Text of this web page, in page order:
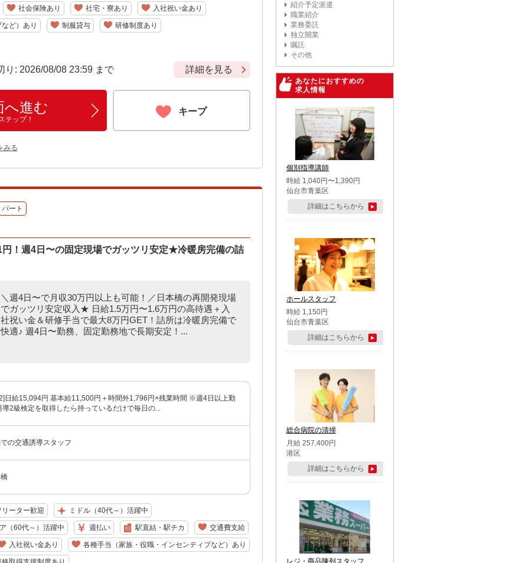
社会保険あり 社宅・寮あり 入社祝い金あり
ど）あり 制服貸与 研修制度あり
: 2026/08/08 23:59 まで 詳細を見る
へ進む
テップ！
キープ
みる
パート
円！週4日〜の固定現場でガッツリ安定★冷暖房完備の詰
＼週4日〜で月収30万円以上も可能！／日本橋の再開発現場
でガッツリ安定収入★ 日給1.5万円〜1.6万円の高待遇＋入
社祝い金＆研修手当で最大8万円GET！詰所は冷暖房完備で
快適♪ 週4日〜勤務、固定勤務地で長期安定！...
日給15,094円 基本給11,500円＋時間外1,796円×残業時間 ※週4日以上勤
2級検定を取得したら持っているだけで毎日の...
の交通誘導スタッフ
リーター歓迎 ミドル（40代～）活躍中
（60代～）活躍中 週払い 駅直結・駅チカ 交通費支給
入社祝い金あり 各種手当（家族・役職・インセンティブなど）あり
紹介予定派遣
職業紹介
業務委託
独立開業
嘱託
その他
あなたにおすすめの
求人情報
個別指導講師
時給 1,040円〜1,390円
仙台市青葉区
詳細はこちらから
ホールスタッフ
時給 1,150円
仙台市青葉区
詳細はこちらから
総合病院の清掃
月給 257,400円
港区
詳細はこちらから
レジ・商品陳列スタッフ